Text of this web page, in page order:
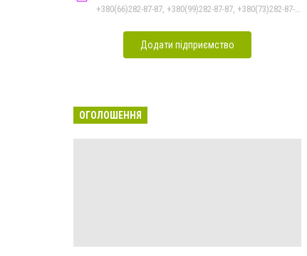
Додати підприємство
ОГОЛОШЕННЯ